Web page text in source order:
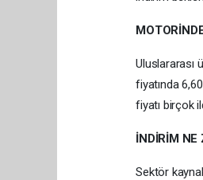
Uluslararası
fiyatında
fiyatı birçok
İNDİRİM
Sektör